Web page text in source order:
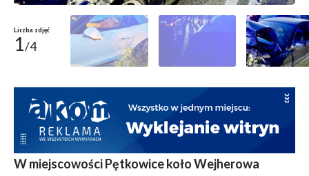
Liczba zdjęć
1/4
W miejscowości Pętkowice koło Wejherowa